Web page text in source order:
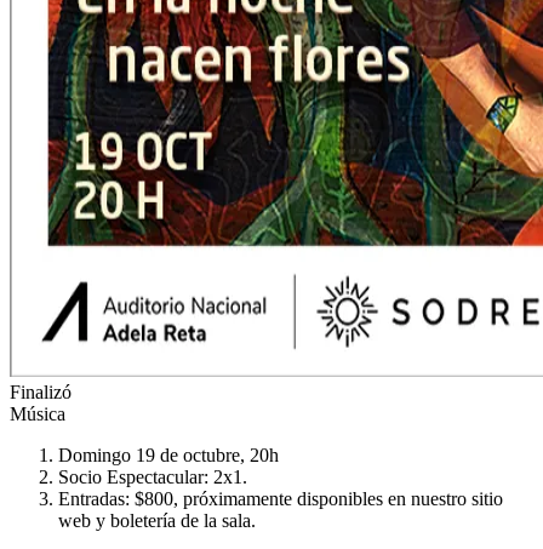
Finalizó
Música
Domingo 19 de octubre, 20h
Socio Espectacular: 2x1.
Entradas: $800, próximamente disponibles en nuestro sitio
web y boletería de la sala.